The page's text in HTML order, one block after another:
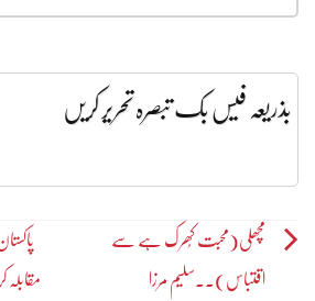
بذریعہ فیس بک تبصرہ تحریر کریں
Post
navigation
مچھلی(محبت کُھرک ہے سے
اقتباس)۔۔سلیم مرزا